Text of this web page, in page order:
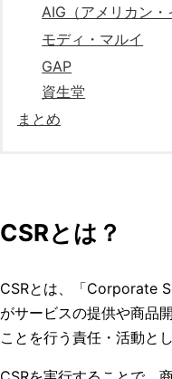
AIG（アメリカン・
モディ・マルイ
GAP
資生堂
まとめ
CSRとは？
CSRとは、「Corporate
がサービスの提供や商品
ことを行う責任・活動と